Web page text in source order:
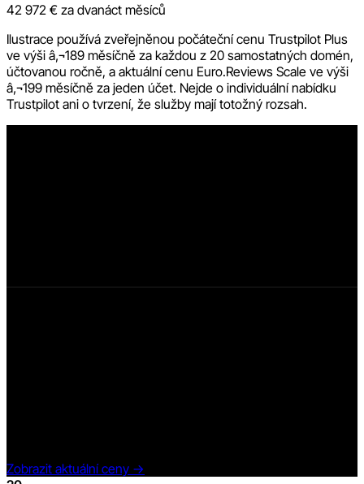
42 972 € za dvanáct měsíců
Ilustrace používá zveřejněnou počáteční cenu Trustpilot Plus
ve výši â‚¬189 měsíčně za každou z 20 samostatných domén,
účtovanou ročně, a aktuální cenu Euro.Reviews Scale ve výši
â‚¬199 měsíčně za jeden účet. Nejde o individuální nabídku
Trustpilot ani o tvrzení, že služby mají totožný rozsah.
Zobrazit aktuální ceny →